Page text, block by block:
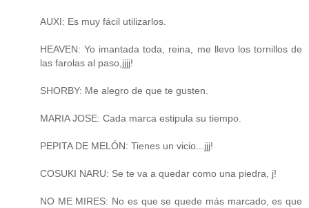
AUXI: Es muy fácil utilizarlos.
HEAVEN: Yo imantada toda, reina, me llevo los tornillos de
las farolas al paso,jjjj!
SHORBY: Me alegro de que te gusten.
MARIA JOSE: Cada marca estipula su tiempo.
PEPITA DE MELÓN: Tienes un vicio...jjj!
COSUKI NARU: Se te va a quedar como una piedra, j!
NO ME MIRES: No es que se quede más marcado, es que